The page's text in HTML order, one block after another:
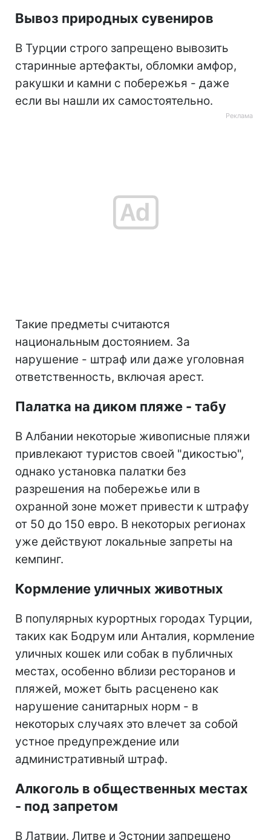
Вывоз природных сувениров
В Турции строго запрещено вывозить
старинные артефакты, обломки амфор,
ракушки и камни с побережья - даже
если вы нашли их самостоятельно.
Такие предметы считаются
национальным достоянием. За
нарушение - штраф или даже уголовная
ответственность, включая арест.
Палатка на диком пляже - табу
В Албании некоторые живописные пляжи
привлекают туристов своей "дикостью",
однако установка палатки без
разрешения на побережье или в
охранной зоне может привести к штрафу
от 50 до 150 евро. В некоторых регионах
уже действуют локальные запреты на
кемпинг.
Кормление уличных животных
В популярных курортных городах Турции,
таких как Бодрум или Анталия, кормление
уличных кошек или собак в публичных
местах, особенно вблизи ресторанов и
пляжей, может быть расценено как
нарушение санитарных норм - в
некоторых случаях это влечет за собой
устное предупреждение или
административный штраф.
Алкоголь в общественных местах
- под запретом
В Латвии, Литве и Эстонии запрещено